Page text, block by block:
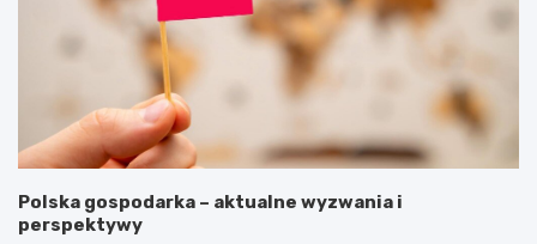
Polska gospodarka – aktualne wyzwania i
perspektywy